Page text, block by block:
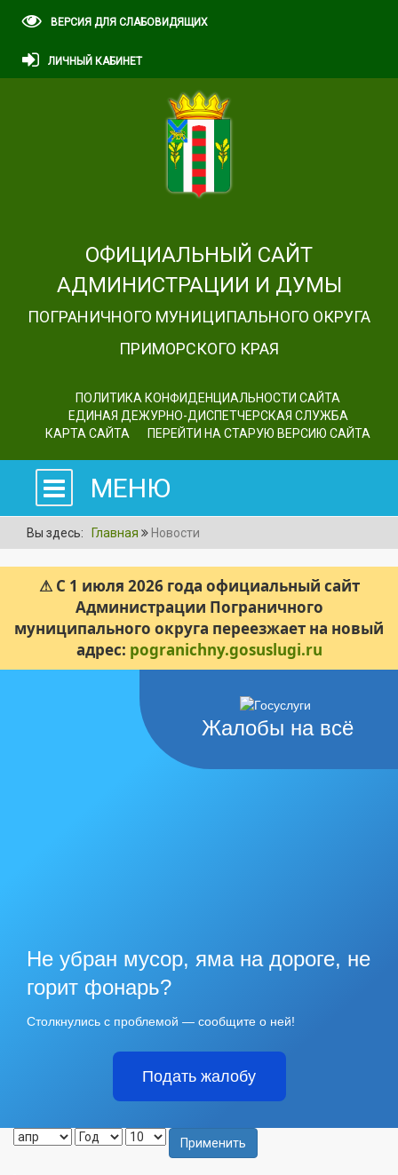
ВЕРСИЯ ДЛЯ СЛАБОВИДЯЩИХ
ЛИЧНЫЙ КАБИНЕТ
ОФИЦИАЛЬНЫЙ САЙТ
АДМИНИСТРАЦИИ И ДУМЫ
ПОГРАНИЧНОГО МУНИЦИПАЛЬНОГО ОКРУГА
ПРИМОРСКОГО КРАЯ
ПОЛИТИКА КОНФИДЕНЦИАЛЬНОСТИ САЙТА
ЕДИНАЯ ДЕЖУРНО-ДИСПЕТЧЕРСКАЯ СЛУЖБА
КАРТА САЙТА
ПЕРЕЙТИ НА СТАРУЮ ВЕРСИЮ САЙТА
МЕНЮ
Вы здесь: Главная Новости
⚠ С 1 июля 2026 года официальный сайт
Администрации Пограничного
муниципального округа переезжает на новый
адрес: pogranichny.gosuslugi.ru
Жалобы на всё
Не убран мусор, яма на дороге, не
горит фонарь?
Столкнулись с проблемой — сообщите о ней!
Подать жалобу
Применить